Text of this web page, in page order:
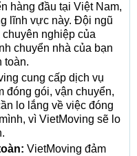
hàng đầu tại Việt Nam,
lĩnh vực này. Đội ngũ
nghiệp của
chuyển nhà của bạn
toàn.
cung cấp dịch vụ
đóng gói, vận chuyển,
lo lắng về việc đóng
vì VietMoving sẽ lo
VietMoving đảm